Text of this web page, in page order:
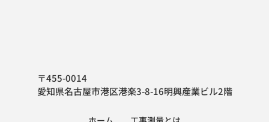
〒455-0014
愛知県名古屋市港区港楽3-8-16明興産業ビル2階